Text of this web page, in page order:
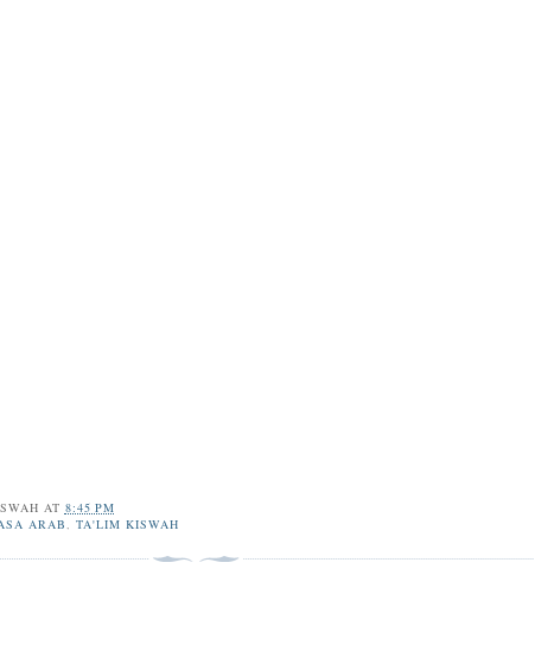
AT 8:45 PM
ARAB, TA'LIM KISWAH